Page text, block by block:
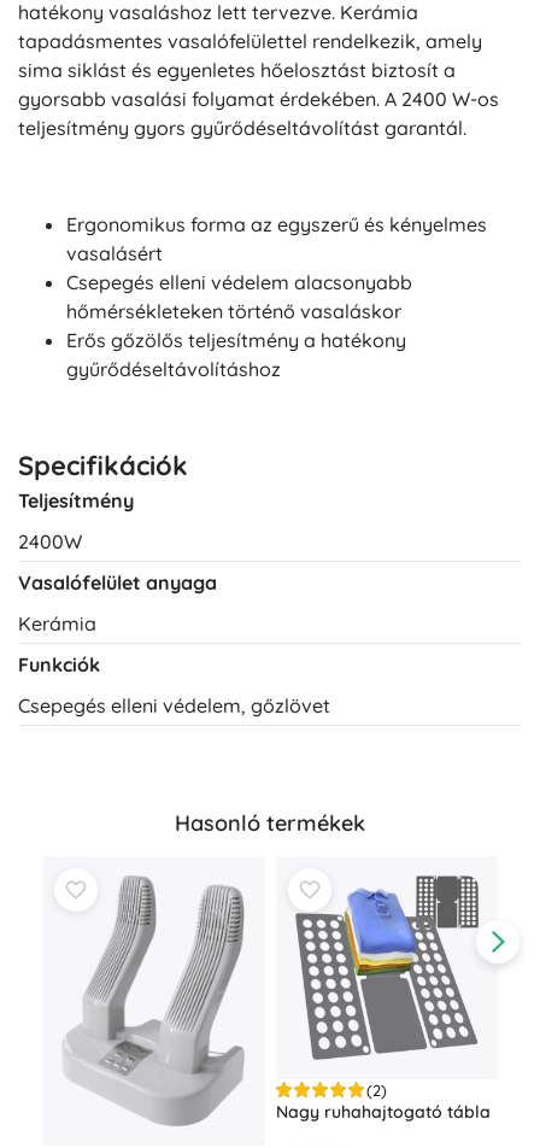
hatékony vasaláshoz lett tervezve. Kerámia
tapadásmentes vasalófelülettel rendelkezik, amely
sima siklást és egyenletes hőelosztást biztosít a
gyorsabb vasalási folyamat érdekében. A 2400 W-os
teljesítmény gyors gyűrődéseltávolítást garantál.
Ergonomikus forma az egyszerű és kényelmes
vasalásért
Csepegés elleni védelem alacsonyabb
hőmérsékleteken történő vasaláskor
Erős gőzölős teljesítmény a hatékony
gyűrődéseltávolításhoz
Specifikációk
Teljesítmény
2400W
Vasalófelület anyaga
Kerámia
Funkciók
Csepegés elleni védelem, gőzlövet
Hasonló termékek
(2)
Nagy ruhahajtogató tábla